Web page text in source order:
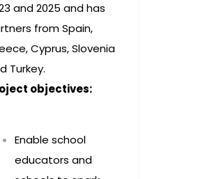
and 2025 and has
from Spain,
Cyprus, Slovenia
Turkey.
objectives:
Enable school
educators and